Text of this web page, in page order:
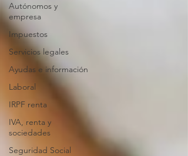
Autónomos y
empresa
Impuestos
Servicios legales
Ayudas e información
Laboral
IRPF renta
IVA, renta y
sociedades
Seguridad Social